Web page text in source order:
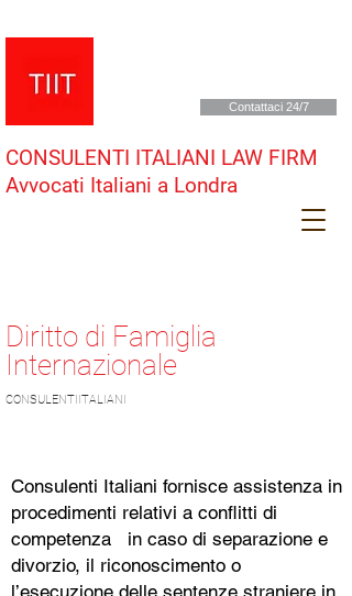
Contattaci 24/7
CONSULENTI ITALIANI LAW FIRM
Avvocati Italiani a Londra
Diritto di Famiglia
Internazionale
CONSULENTIITALIANI
Consulenti Italiani fornisce assistenza in
procedimenti relativi a conflitti di
competenza in caso di separazione e
divorzio, il riconoscimento o
l’esecuzione delle sentenze straniere in